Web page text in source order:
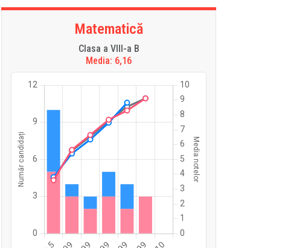
Matematică
Clasa a VIII-a B
Media: 6,16